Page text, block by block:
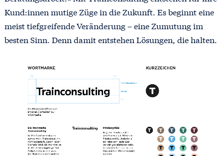
Kund:innen mutige Züge in die Zukunft. Es beginnt eine
meist tiefgreifende Veränderung – eine Zumutung im
besten Sinn. Denn damit entstehen Lösungen, die halten.